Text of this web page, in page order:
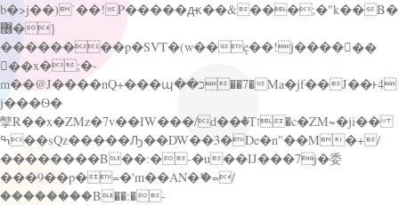
b�>j��)΄��!P�����ԫ��&���;�"k��B�
޶�}
��������p�SVT�(w��ę��!j������
��x�;�-
m��@J����nQ+���պ��כ��7�Ma�jf��J��ͱ4
j���Ѳ�
撆R��x�ZMz�7v��IW���/d��ٞ�Тז�c�ZM~�ji��
ߒ��sQz�����Ԡ��DW��3�De�n"��M�+/
��������B��:�-�u��IJ���7j�委
���9��p�=�'m��AN�ޭ�=/
��������B��:�-